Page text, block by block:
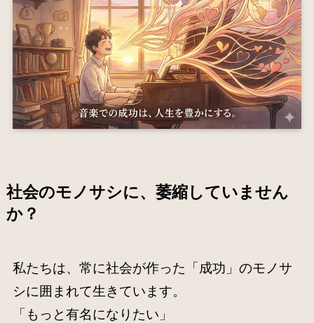
社会のモノサシに、萎縮していません
か？
私たちは、常に社会が作った「成功」のモノサ
シに囲まれて生きています。
「もっと有名になりたい」